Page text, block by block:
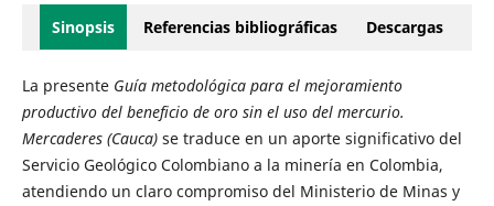
Sinopsis Referencias bibliográficas Descargas
La presente Guía metodológica para el mejoramiento
productivo del beneficio de oro sin el uso del mercurio.
Mercaderes (Cauca)se traduce en un aporte significativo del
Servicio Geológico Colombiano a la minería en Colombia,
atendiendo un claro compromiso del Ministerio de Minas y